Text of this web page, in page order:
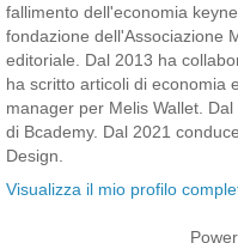
fallimento dell'economia
fondazione dell'Associazione
editoriale. Dal 2013 ha
ha scritto articoli di economia
manager per Melis Wallet.
di Bcademy. Dal 2021
Design.
Visualizza il mio profilo